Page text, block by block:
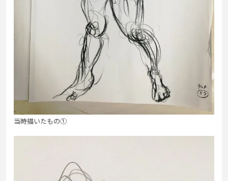
当時描いたもの①